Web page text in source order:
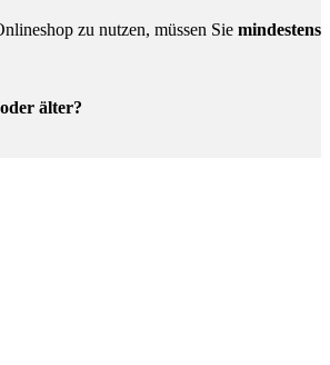
zu nutzen, müssen Sie mindestens
älter?